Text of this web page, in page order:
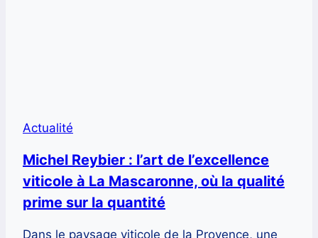
Actualité
Michel Reybier : l’art de l’excellence
viticole à La Mascaronne, où la qualité
prime sur la quantité
Dans le paysage viticole de la Provence, une